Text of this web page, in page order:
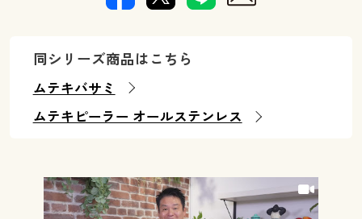
同シリーズ商品はこちら
ムテキバサミ
ムテキピーラー オールステンレス